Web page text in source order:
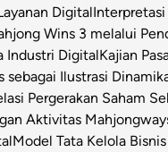
Digital
Wins 3 melalui
Industri DigitalKajian
sebagai Ilustrasi
Pergerakan Saham
Aktivitas
Model Tata Kelola